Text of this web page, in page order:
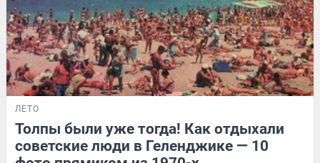
ЛЕТО
Толпы были уже тогда! Как отдыхали
советские люди в Геленджике — 10